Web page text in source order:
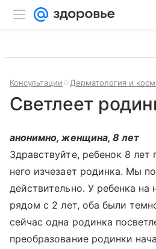
Консультации Дерматология и
Светлеет
анонимно, женщина, 8 лет
Здравствуйте, ребенок 8 лет
него изчезает родинка. Мы
действительно. У ребенка на
рядом с 2 лет, оба были
сейчас одна родинка
преобразование родинки